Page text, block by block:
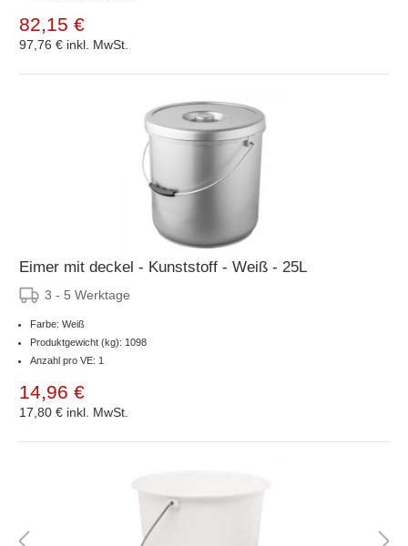
82,15 €
97,76 € inkl. MwSt.
Eimer mit deckel - Kunststoff - Weiß - 25L
3 - 5 Werktage
Farbe: Weiß
Produktgewicht (kg): 1098
Anzahl pro VE: 1
14,96 €
17,80 € inkl. MwSt.